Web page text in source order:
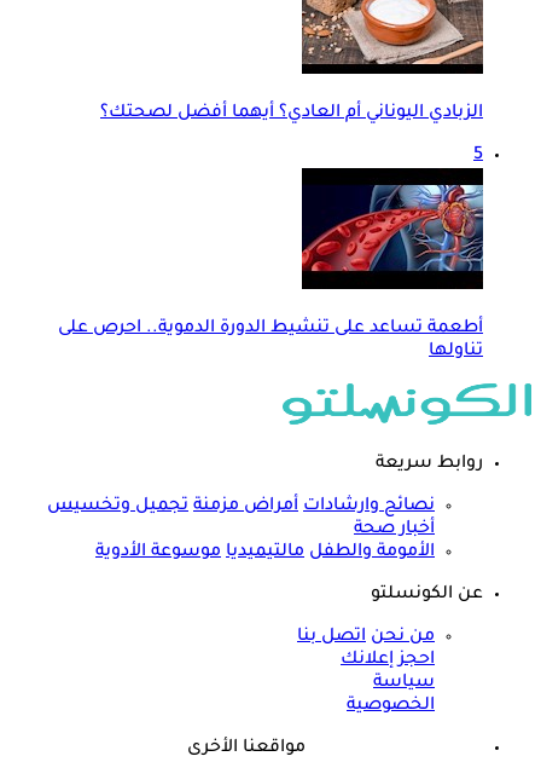
الزبادي اليوناني أم العادي؟ أيهما أفضل لصحتك؟
5
أطعمة تساعد على تنشيط الدورة الدموية.. احرص على
تناولها
روابط سريعة
نصائح وارشادات أمراض مزمنة تجميل وتخسيس
أخبار صحة
الأمومة والطفل مالتيميديا موسوعة الأدوية
عن الكونسلتو
من نحن اتصل بنا
احجز إعلانك
سياسة
الخصوصية
مواقعنا الأخرى